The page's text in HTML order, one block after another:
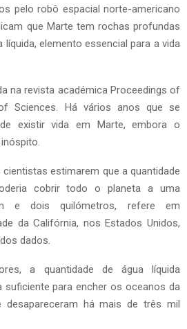
pelo robô espacial norte-americano
que Marte tem rochas profundas
elemento essencial para a vida
na revista académica Proceedings of
Sciences. Há vários anos que se
existir vida em Marte, embora o
estimarem que a quantidade
cobrir todo o planeta a uma
e dois quilómetros, refere em
da Califórnia, nos Estados Unidos,
dados.
a quantidade de água líquida
suficiente para encher os oceanos da
desapareceram há mais de três mil